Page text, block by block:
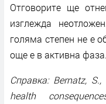
Отговорите ще
изглежда
голяма степен не е
още е в активна фаза.
Справка: Bernatz,
health